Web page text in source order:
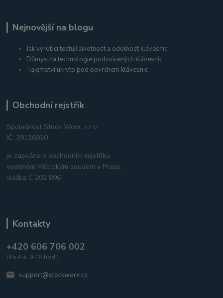
Nejnovější na blogu
Jak výrobci testují životnost a odolnost klávesnic
Důmyslná technologie podsvícených klávesnic
Tajemství ukryto pod povrchem klávesnic
Obchodní rejstřík
Společnost Stock Worx, s.r.o.
IČ: 29136920
je zapsána v obchodním rejstříku
vedeném Městským soudem v Praze,
vložka C 202 896
Kontakty
+420 606 706 002
(Po-Pá, 9-18 hod.)
support@stockworx.cz